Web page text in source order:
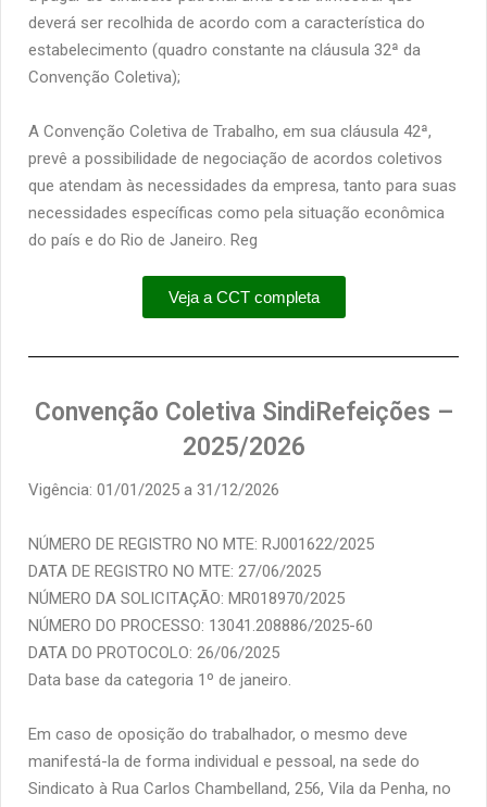
deverá ser recolhida de acordo com a característica do
estabelecimento (quadro constante na cláusula 32ª da
Convenção Coletiva);
A Convenção Coletiva de Trabalho, em sua cláusula 42ª,
prevê a possibilidade de negociação de acordos coletivos
que atendam às necessidades da empresa, tanto para suas
necessidades específicas como pela situação econômica
do país e do Rio de Janeiro. Reg
Veja a CCT completa
Convenção Coletiva SindiRefeições –
2025/2026
Vigência: 01/01/2025 a 31/12/2026
NÚMERO DE REGISTRO NO MTE: RJ001622/2025
DATA DE REGISTRO NO MTE: 27/06/2025
NÚMERO DA SOLICITAÇÃO: MR018970/2025
NÚMERO DO PROCESSO: 13041.208886/2025-60
DATA DO PROTOCOLO: 26/06/2025
Data base da categoria 1º de janeiro.
Em caso de oposição do trabalhador, o mesmo deve
manifestá-la de forma individual e pessoal, na sede do
Sindicato à Rua Carlos Chambelland, 256, Vila da Penha, no